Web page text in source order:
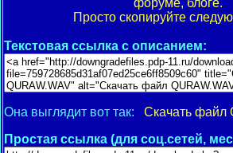
форуме, блоге.
Просто скопируйте
Текстовая ссылка с описанием:
Она выглядит вот так: Скачать файл
Простая ссылка (для соц.сетей,